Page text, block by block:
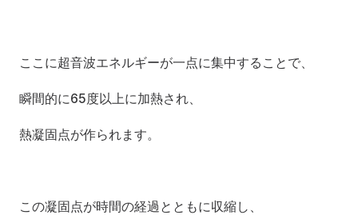
ここに超音波エネルギーが一点に集中することで、
瞬間的に65度以上に加熱され、
熱凝固点が作られます。
この凝固点が時間の経過とともに収縮し、